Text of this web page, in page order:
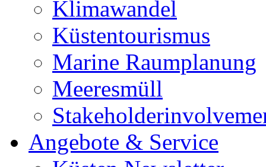
Klimawandel
Küstentourismus
Marine Raumplanung
Meeresmüll
Angebote & Service